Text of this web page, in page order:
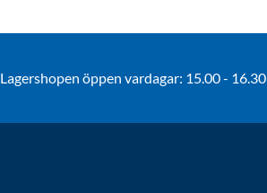
Lagershopen öppen vardagar: 15.00 - 16.30